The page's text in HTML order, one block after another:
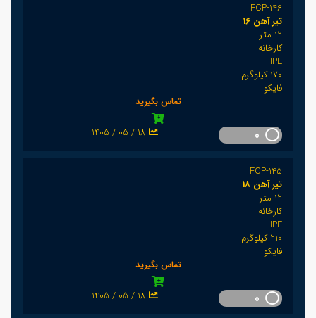
FCP-146
تیر آهن 16
12 متر
کارخانه
IPE
170 کیلوگرم
فایکو
تماس بگیرید
1405 / 05 / 18
FCP-145
تیر آهن 18
12 متر
کارخانه
IPE
210 کیلوگرم
فایکو
تماس بگیرید
1405 / 05 / 18